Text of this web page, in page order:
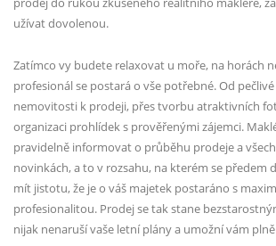
užívat dovolenou.
Zatímco vy budete relaxovat u moře, na horách
profesionál se postará o vše potřebné. Od
nemovitosti k prodeji, přes tvorbu atraktivních
organizaci prohlídek s prověřenými zájemci.
pravidelně informovat o průběhu prodeje a
novinkách, a to v rozsahu, na kterém se předem
mít jistotu, že je o váš majetek postaráno s
profesionalitou. Prodej se tak stane
nijak nenaruší vaše letní plány a umožní vám